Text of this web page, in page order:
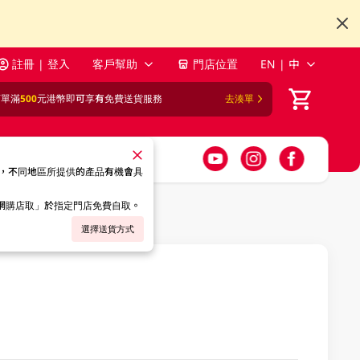
註冊 | 登入 客戶幫助 門店位置 EN | 中
滿500元港幣即可享有免費送貨服務 去湊單
不同地區所提供的產品有機會具
購店取」於指定門店免費自取。
選擇送貨方式